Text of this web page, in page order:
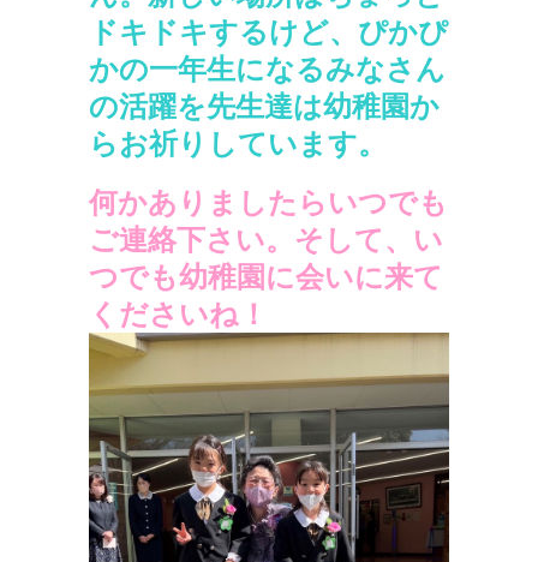
ドキドキするけど、ぴかぴ
かの一年生になるみなさん
の活躍を先生達は幼稚園か
らお祈りしています。
何かありましたらいつでも
ご連絡下さい。そして、い
つでも幼稚園に会いに来て
くださいね！